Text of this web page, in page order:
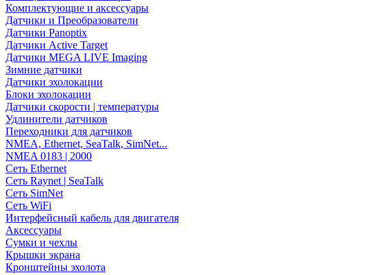
Комплектующие и аксессуары
Датчики и Преобразователи
Датчики Panoptix
Датчики Active Target
Датчики MEGA LIVE Imaging
Зимние датчики
Датчики эхолокации
Блоки эхолокации
Датчики скорости | температуры
Удлинители датчиков
Переходники для датчиков
NMEA, Ethernet, SeaTalk, SimNet...
NMEA 0183 | 2000
Сеть Ethernet
Сеть Raynet | SeaTalk
Сеть SimNet
Сеть WiFi
Интерфейсный кабель для двигателя
Аксессуары
Сумки и чехлы
Крышки экрана
Кронштейны эхолота